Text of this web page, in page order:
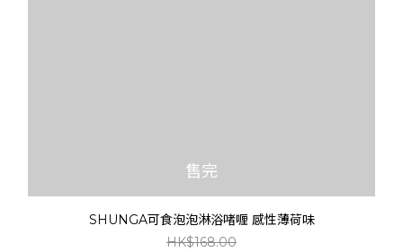
售完
SHUNGA可食泡泡淋浴啫喱 感性薄荷味
HK$168.00